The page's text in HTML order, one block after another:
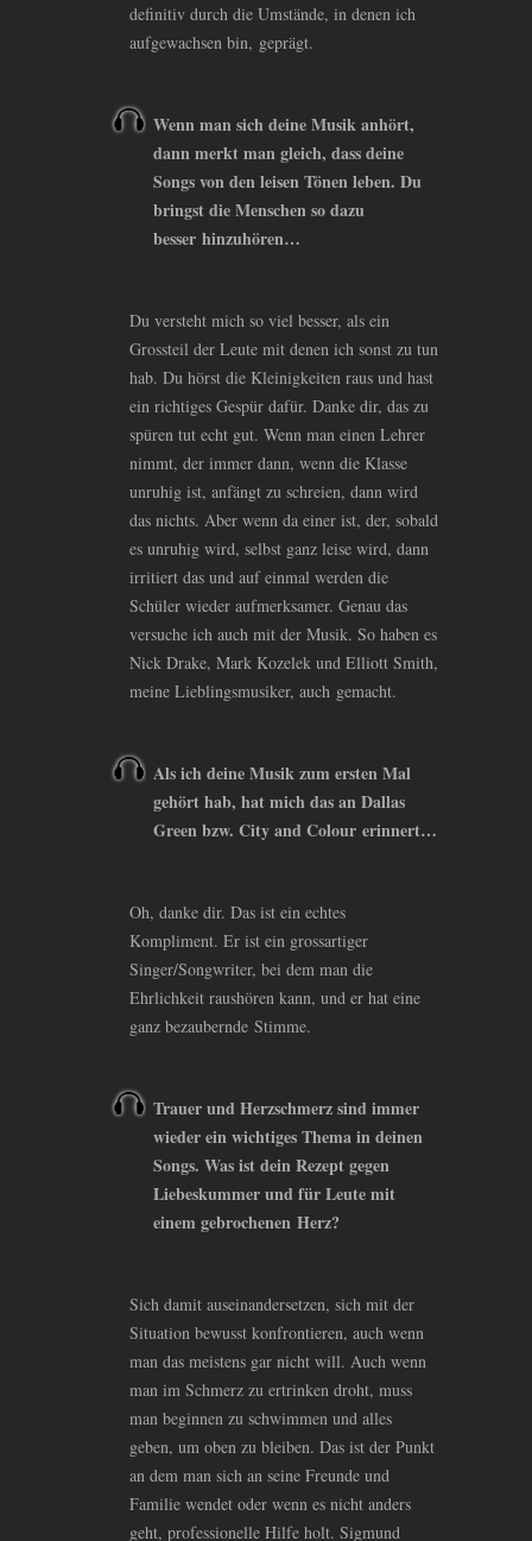
definitiv durch die Umstände, in denen ich
aufgewachsen bin, geprägt.
Wenn man sich deine Musik anhört,
dann merkt man gleich, dass deine
Songs von den leisen Tönen leben. Du
bringst die Menschen so dazu
besser hinzuhören…
Du versteht mich so viel besser, als ein
Grossteil der Leute mit denen ich sonst zu tun
hab. Du hörst die Kleinigkeiten raus und hast
ein richtiges Gespür dafür. Danke dir, das zu
spüren tut echt gut. Wenn man einen Lehrer
nimmt, der immer dann, wenn die Klasse
unruhig ist, anfängt zu schreien, dann wird
das nichts. Aber wenn da einer ist, der, sobald
es unruhig wird, selbst ganz leise wird, dann
irritiert das und auf einmal werden die
Schüler wieder aufmerksamer. Genau das
versuche ich auch mit der Musik. So haben es
Nick Drake, Mark Kozelek und Elliott Smith,
meine Lieblingsmusiker, auch gemacht.
Als ich deine Musik zum ersten Mal
gehört hab, hat mich das an Dallas
Green bzw. City and Colour erinnert…
Oh, danke dir. Das ist ein echtes
Kompliment. Er ist ein grossartiger
Singer/Songwriter, bei dem man die
Ehrlichkeit raushören kann, und er hat eine
ganz bezaubernde Stimme.
Trauer und Herzschmerz sind immer
wieder ein wichtiges Thema in deinen
Songs. Was ist dein Rezept gegen
Liebeskummer und für Leute mit
einem gebrochenen Herz?
Sich damit auseinandersetzen, sich mit der
Situation bewusst konfrontieren, auch wenn
man das meistens gar nicht will. Auch wenn
man im Schmerz zu ertrinken droht, muss
man beginnen zu schwimmen und alles
geben, um oben zu bleiben. Das ist der Punkt
an dem man sich an seine Freunde und
Familie wendet oder wenn es nicht anders
geht, professionelle Hilfe holt. Sigmund